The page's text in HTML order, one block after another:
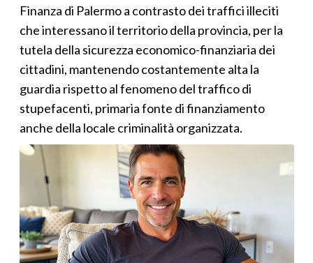
Finanza di Palermo a contrasto dei traffici illeciti
che interessano il territorio della provincia, per la
tutela della sicurezza economico-finanziaria dei
cittadini, mantenendo costantemente alta la
guardia rispetto al fenomeno del traffico di
stupefacenti, primaria fonte di finanziamento
anche della locale criminalità organizzata.